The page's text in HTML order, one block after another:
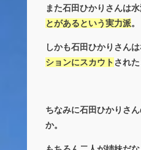
また石田ひかりさんは
とがあるという実力派。
しかも石田ひかりさん
ションにスカウトされ
ちなみに石田ひかりさ
か。